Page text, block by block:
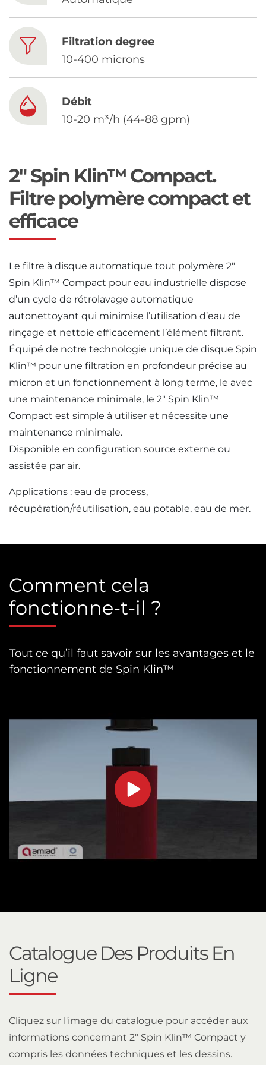
Filtration degree
10-400 microns
Débit
10-20 m³/h (44-88 gpm)
2" Spin Klin™ Compact.
Filtre polymère compact et
efficace
Le filtre à disque automatique tout polymère 2″
Spin Klin™ Compact pour eau industrielle dispose
d’un cycle de rétrolavage automatique
autonettoyant qui minimise l’utilisation d’eau de
rinçage et nettoie efficacement l’élément filtrant.
Équipé de notre technologie unique de disque Spin
Klin™ pour une filtration en profondeur précise au
micron et un fonctionnement à long terme, le avec
une maintenance minimale, le 2″ Spin Klin™
Compact est simple à utiliser et nécessite une
maintenance minimale.
Disponible en configuration source externe ou
assistée par air.
Applications : eau de process,
récupération/réutilisation, eau potable, eau de mer.
Comment cela
fonctionne-t-il ?
Tout ce qu’il faut savoir sur les avantages et le
fonctionnement de Spin Klin™
Catalogue Des Produits En
Ligne
Cliquez sur l'image du catalogue pour accéder aux
informations concernant 2" Spin Klin™ Compact y
compris les données techniques et les dessins.